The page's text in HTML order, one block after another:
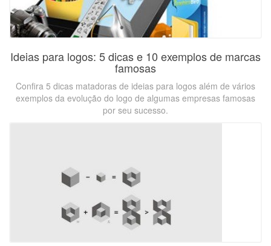
Ideias para logos: 5 dicas e 10 exemplos de marcas
famosas
Confira 5 dicas matadoras de ideias para logos além de vários
exemplos da evolução do logo de algumas empresas famosas
por seu sucesso.